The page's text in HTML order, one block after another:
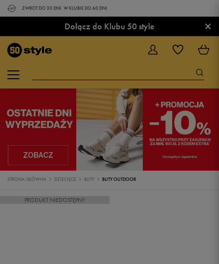
ZWROT DO 30 DNI. W KLUBIE DO 60 DNI.
Dołącz do Klubu 50 style ×
STRONA GŁÓWNA DZIECIĘCE BUTY BUTY OUTDOOR
PRODUKT NIEDOSTĘPNY